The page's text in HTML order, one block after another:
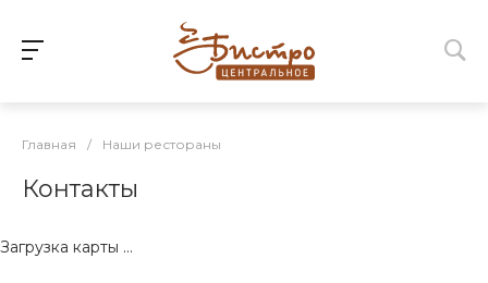
Главная / Наши рестораны
Контакты
Загрузка карты ...